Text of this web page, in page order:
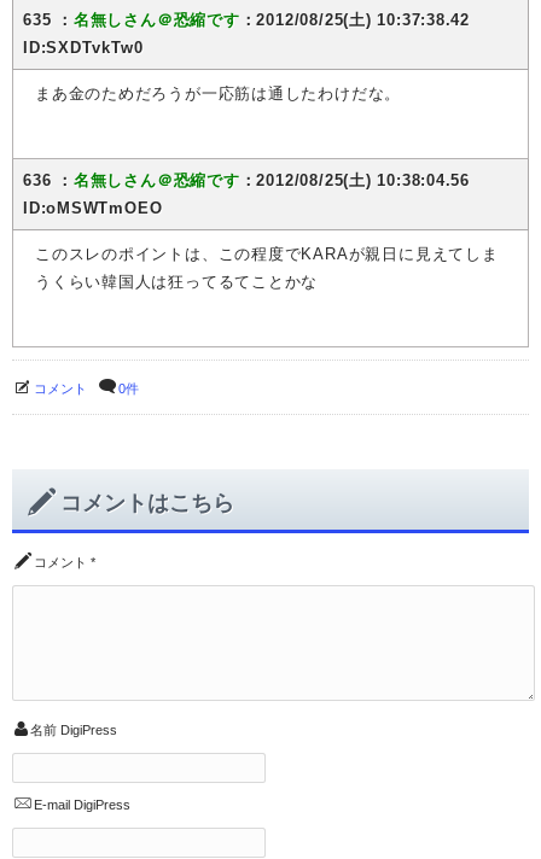
635 ： 名無しさん＠恐縮です ：2012/08/25(土) 10:37:38.42
ID:SXDTvkTw0
まあ金のためだろうが一応筋は通したわけだな。
636 ： 名無しさん＠恐縮です ：2012/08/25(土) 10:38:04.56
ID:oMSWTmOEO
このスレのポイントは、この程度でKARAが親日に見えてしま
うくらい韓国人は狂ってるてことかな
コメント 0件
コメントはこちら
コメント *
名前 DigiPress
E-mail DigiPress